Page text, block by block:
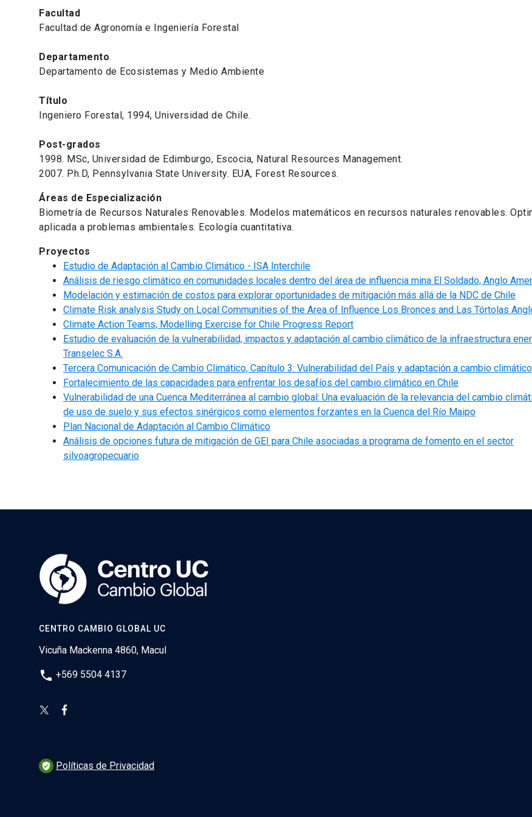
Facultad
Facultad de Agronomía e Ingeniería Forestal
Departamento
Departamento de Ecosistemas y Medio Ambiente
Título
Ingeniero Forestal, 1994, Universidad de Chile.
Post-grados
1998. MSc, Universidad de Edimburgo, Escocia, Natural Resources Management.
2007. Ph.D, Pennsylvania State University. EUA, Forest Resources.
Áreas de Especialización
Biometría de Recursos Naturales Renovables. Modelos matemáticos en recursos naturales renovables.
aplicada a problemas ambientales. Ecología cuantitativa.
Proyectos
Estudio de Adaptación al Cambio Climático - ISA Interchile
Análisis de riesgo climático en comunidades locales dentro del área de influencia mina El Soldado, Anglo
Modelación y estimación de costos para explorar oportunidades de mitigación más allá de la NDC de Chile
Climate Risk analysis Study on Local Communities of the Area of Influence Los Bronces and Las Tórtolas
Climate Action Teams, Modelling Exercise for Chile Progress Report
Estudio de evaluación de la vulnerabilidad, impactos y adaptación al cambio climático de la infraestructura
Transelec S.A.
Tercera Comunicación de Cambio Climático, Capítulo 3: Vulnerabilidad del País y adaptación a cambio climático
Fortalecimiento de las capacidades para enfrentar los desafíos del cambio climático en Chile
Vulnerabilidad de una Cuenca Mediterránea al cambio global: Una evaluación de la relevancia del cambio
de uso de suelo y sus efectos sinérgicos como elementos forzantes en la Cuenca del Río Maipo
Plan Nacional de Adaptación al Cambio Climático
Análisis de opciones futura de mitigación de GEI para Chile asociadas a programa de fomento en el sector
silvoagropecuario
CENTRO CAMBIO GLOBAL UC
Vicuña Mackenna 4860, Macul
phone +569 5504 4137
verified_user Políticas de Privacidad